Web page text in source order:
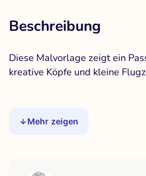
Beschreibung
Diese Malvorlage zeigt ein
kreative Köpfe und kleine
Mehr zeigen